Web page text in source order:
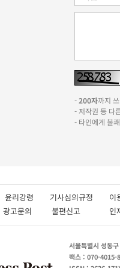
-200자까지
- 저작권 등 다
- 타인에게 불
윤리강령 기사심의규정
광고문의 불편신고
서울특별시 성동
팩스 : 070-4015-